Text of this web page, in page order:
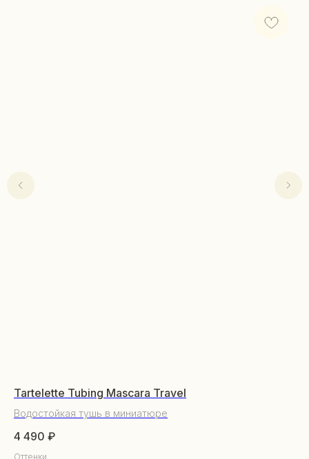
Tartelette Tubing Mascara Travel
Водостойкая тушь в миниатюре
4 490 ₽
Оттенки
КАТАЛОГ
Уходовая косметика